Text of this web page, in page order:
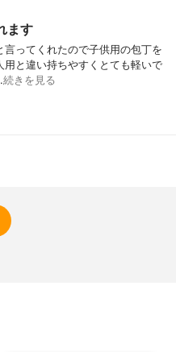
ます
ってくれたので子供用の包丁を
と違い持ちやすくとても軽いで
続きを見る